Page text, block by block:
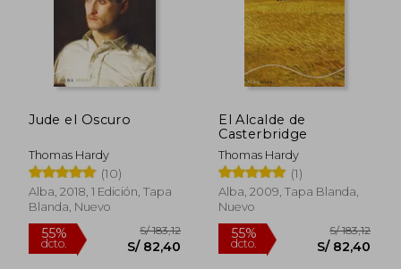
Jude el Oscuro
Thomas Hardy
(10)
Alba, 2018, 1 Edición, Tapa
Blanda, Nuevo
El Alcalde de
Casterbridge
Thomas Hardy
(1)
Alba, 2009, Tapa Blanda,
Nuevo